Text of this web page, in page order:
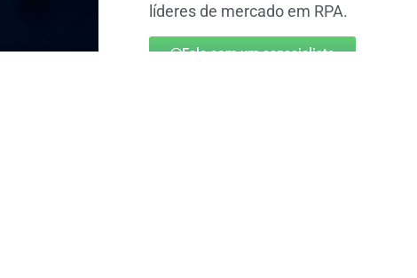
líderes de mercado em RPA.
Fale com um especialista